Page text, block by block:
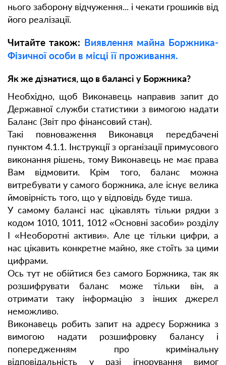
нього заборону відчуження... і чекати грошиків від
його реалізації.
Читайте також: Виявлення майна Боржника-
Фізичної особи в місці її проживання.
Як же дізнатися, що в балансі у Боржника?
Необхідно, щоб Виконавець направив запит до
Державної служби статистики з вимогою надати
Баланс (Звіт про фінансовий стан).
Такі повноваження Виконавця передбачені
пунктом 4.1.1. Інструкції з організації примусового
виконання рішень, тому Виконавець не має права
Вам відмовити. Крім того, баланс можна
витребувати у самого боржника, але існує велика
ймовірність того, що у відповідь буде тиша.
У самому балансі нас цікавлять тільки рядки з
кодом 1010, 1011, 1012 «Основні засоби» розділу
І «Необоротні активи». Але це тільки цифри, а
нас цікавить конкретне майно, яке стоїть за цими
цифрами.
Ось тут не обійтися без самого Боржника, так як
розшифрувати баланс може тільки він, а
отримати таку інформацію з інших джерел
неможливо.
Виконавець робить запит на адресу Боржника з
вимогою надати розшифровку балансу і
попередженням про кримінальну
відповідальність у разі ігнорування вимог